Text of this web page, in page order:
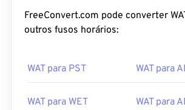
FreeConvert.com pode converter
outros fusos horários:
WAT para PST WAT para
WAT para WET WAT para